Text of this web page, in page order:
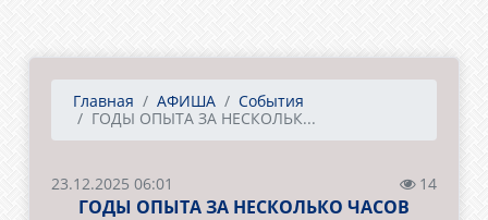
Главная АФИША
События
ГОДЫ ОПЫТА ЗА НЕСКОЛЬК...
23.12.2025 06:01 14
ГОДЫ ОПЫТА ЗА НЕСКОЛЬКО ЧАСОВ